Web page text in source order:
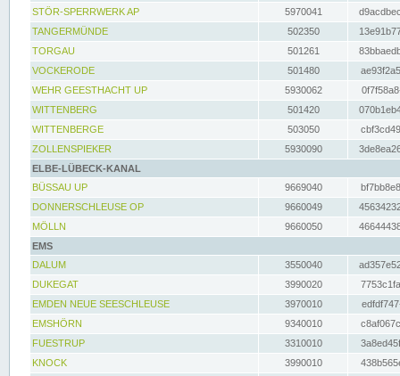
STÖR-SPERRWERK AP 5970041
TANGERMÜNDE
502350
TORGAU
501261
VOCKERODE
501480
WEHR GEESTHACHT UP
5930062
WITTENBERG
501420
WITTENBERGE
503050
ZOLLENSPIEKER
5930090
ELBE-LÜBECK-KANAL
BÜSSAU UP
9669040
DONNERSCHLEUSE OP
9660049
MÖLLN
9660050
EMS
DALUM
3550040
DUKEGAT
3990020
EMDEN NEUE SEESCHLEUSE
3970010
EMSHÖRN
9340010
FUESTRUP
3310010
KNOCK
3990010